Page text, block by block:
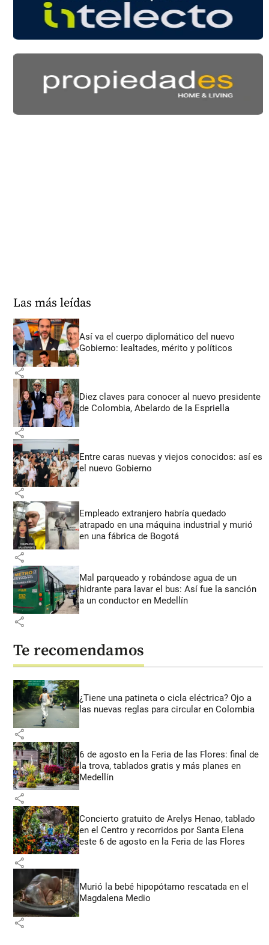
Las más leídas
Así va el cuerpo diplomático del nuevo
Gobierno: lealtades, mérito y políticos
share
Diez claves para conocer al nuevo presidente
de Colombia, Abelardo de la Espriella
share
Entre caras nuevas y viejos conocidos: así es
el nuevo Gobierno
share
Empleado extranjero habría quedado
atrapado en una máquina industrial y murió
en una fábrica de Bogotá
share
Mal parqueado y robándose agua de un
hidrante para lavar el bus: Así fue la sanción
a un conductor en Medellín
share
Te recomendamos
¿Tiene una patineta o cicla eléctrica? Ojo a
las nuevas reglas para circular en Colombia
share
6 de agosto en la Feria de las Flores: final de
la trova, tablados gratis y más planes en
Medellín
share
Concierto gratuito de Arelys Henao, tablado
en el Centro y recorridos por Santa Elena
este 6 de agosto en la Feria de las Flores
share
Murió la bebé hipopótamo rescatada en el
Magdalena Medio
share